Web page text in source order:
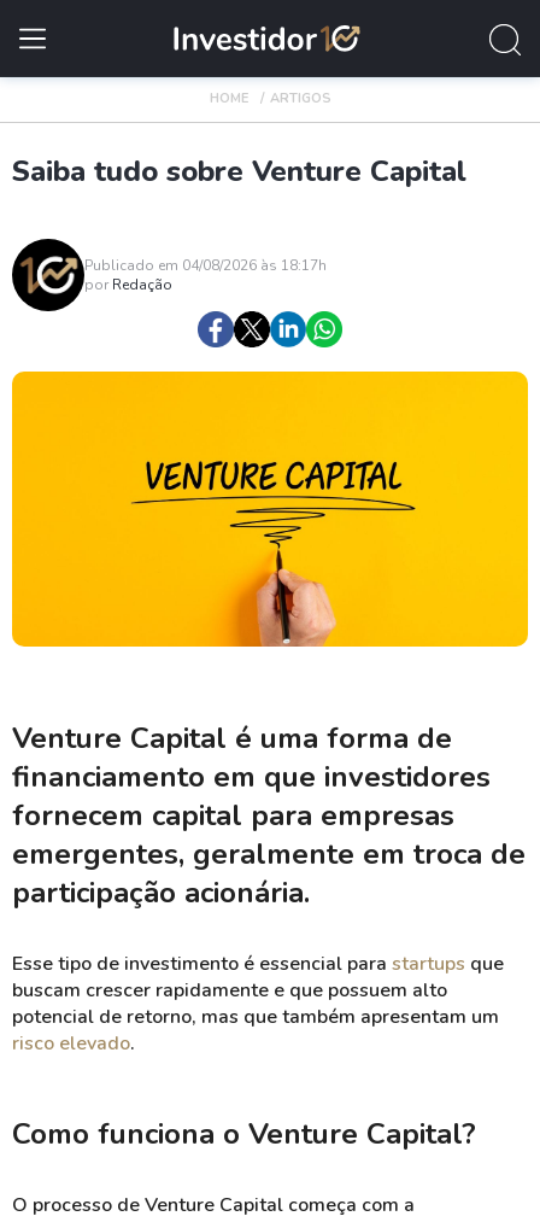
HOME ARTIGOS
Saiba tudo sobre Venture Capital
Publicado em 04/08/2026 às 18:17h
por Redação
Venture Capital é uma forma de
financiamento em que investidores
fornecem capital para empresas
emergentes, geralmente em troca de
participação acionária.
Esse tipo de investimento é essencial para startups que
buscam crescer rapidamente e que possuem alto
potencial de retorno, mas que também apresentam um
risco elevado.
Como funciona o Venture Capital?
O processo de Venture Capital começa com a